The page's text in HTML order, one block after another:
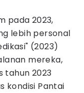
pada 2023,
lebih personal
(2023)
mereka,
tahun 2023
kondisi Pantai